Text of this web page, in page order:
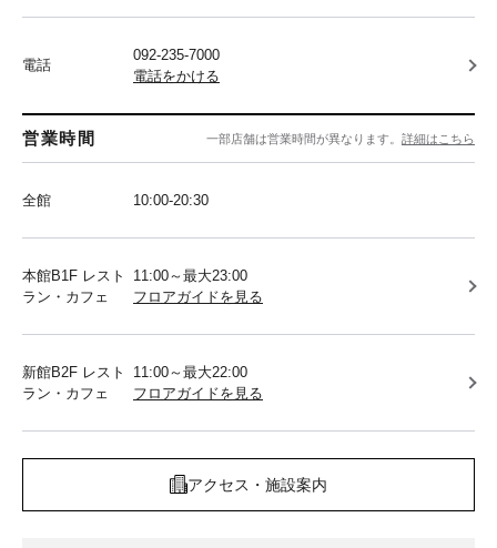
電話
092-235-7000
電話をかける
営業時間 一部店舗は営業時間が異なります。 詳細はこちら
全館 10:00-20:30
本館B1F レスト
ラン・カフェ
11:00～最大23:00
フロアガイドを見る
新館B2F レスト
ラン・カフェ
11:00～最大22:00
フロアガイドを見る
アクセス・施設案内